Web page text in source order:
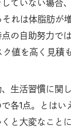
ていない場合
れは体脂肪が
の自助努力で
値を高く見積も
生活習慣に関
各1点。とはい
と大変なこと